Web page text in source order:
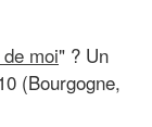
moi" ? Un
(Bourgogne,